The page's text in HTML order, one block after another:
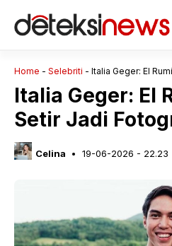
Home - Selebriti - Italia Geger: El
Italia Geger: El
Setir Jadi
Celina 19-06-2026 - 22.23